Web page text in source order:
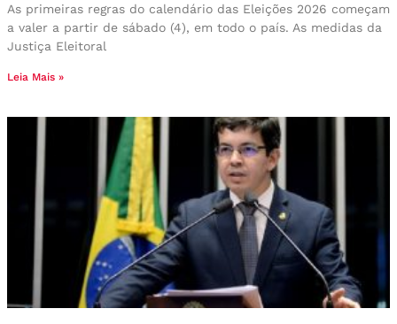
As primeiras regras do calendário das Eleições 2026 começam
a valer a partir de sábado (4), em todo o país. As medidas da
Justiça Eleitoral
Leia Mais »